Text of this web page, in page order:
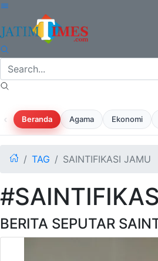
‹ Beranda Agama Ekonomi
TAG SAINTIFIKASI JAMU
BERITA SEPUTAR